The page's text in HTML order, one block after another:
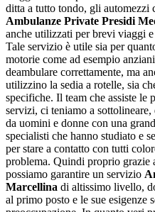
ditta a tutto tondo, gli
Ambulanze Private Presidi
anche utilizzati per brevi viaggi
Tale servizio è utile sia per
motorie come ad esempio
deambulare correttamente, ma
utilizzino la sedia a rotelle, sia
specifiche. Il team che assiste le
servizi, ci teniamo a
da uomini e donne con una
specialisti che hanno studiato e
per stare a contatto con tutti
problema. Quindi proprio grazie
possiamo garantire un servizio
Marcellina di altissimo livello,
al primo posto e le sue esigenze